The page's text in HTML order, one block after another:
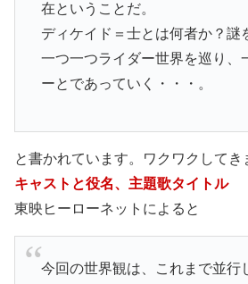
在ということだ。
ディケイド＝士とは何者か？謎
一つ一つライダー世界を巡り、
ーとであっていく・・・。
と書かれています。ワクワクして
キャストと役名、主題歌タイトル
東映ヒーローネットによると
今回の世界観は、これまで並行